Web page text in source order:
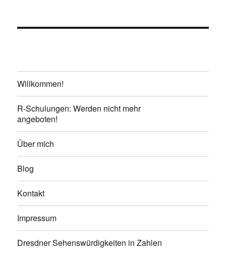
Willkommen!
R-Schulungen: Werden nicht mehr
angeboten!
Über mich
Blog
Kontakt
Impressum
Dresdner Sehenswürdigkeiten in Zahlen